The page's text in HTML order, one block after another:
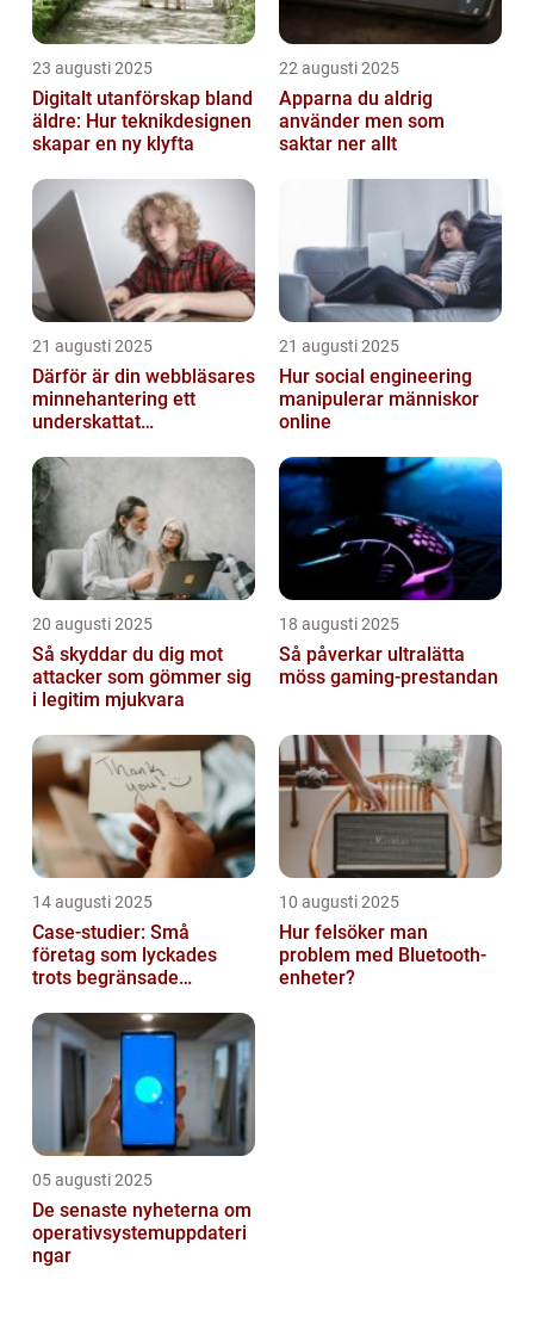
23 augusti 2025
Digitalt utanförskap bland
äldre: Hur teknikdesignen
skapar en ny klyfta
22 augusti 2025
Apparna du aldrig
använder men som
saktar ner allt
21 augusti 2025
Därför är din webbläsares
minnehantering ett
underskattat
21 augusti 2025
Hur social engineering
manipulerar människor
online
20 augusti 2025
Så skyddar du dig mot
attacker som gömmer sig
i legitim mjukvara
18 augusti 2025
Så påverkar ultralätta
möss gaming-prestandan
14 augusti 2025
Case-studier: Små
företag som lyckades
trots begränsade
10 augusti 2025
Hur felsöker man
problem med Bluetooth-
enheter?
05 augusti 2025
De senaste nyheterna om
operativsystemuppdateri
ngar